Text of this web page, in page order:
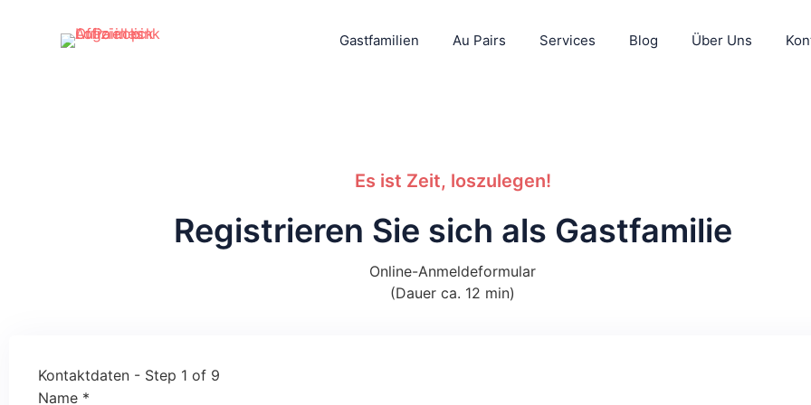
Gastfamilien Au Pairs Services Blog Über Uns
Es ist Zeit, loszulegen!
Registrieren Sie sich als Gastfamilie
Online-Anmeldeformular
(Dauer ca. 12 min)
Kontaktdaten - Step 1 of 9
Name *